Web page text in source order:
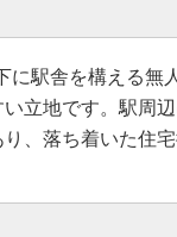
駅舎を構える
立地です。駅周
、落ち着いた住